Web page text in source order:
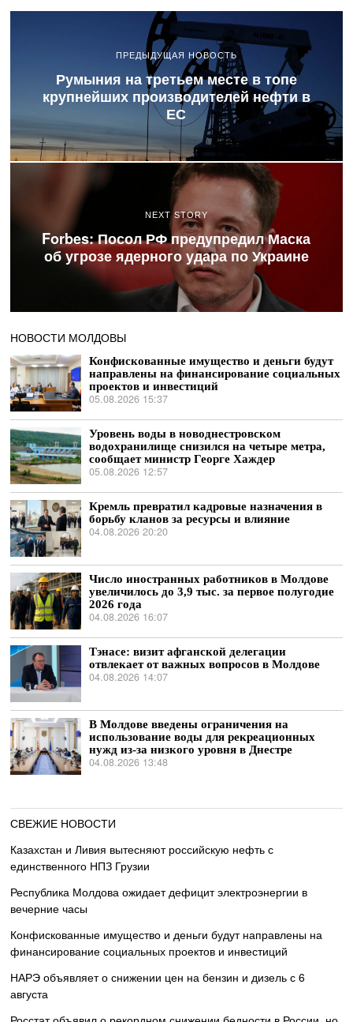
ПРЕДЫДУЩАЯ НОВОСТЬ
Румыния на третьем месте в топе
крупнейших производителей нефти в
ЕС
NEXT STORY
Forbes: Посол РФ предупредил Маска
об угрозе ядерного удара по Украине
НОВОСТИ МОЛДОВЫ
Конфискованные имущество и деньги будут
направлены на финансирование социальных
проектов и инвестиций
05.08.2026 15:37
Уровень воды в новоднестровском
водохранилище снизился на четыре метра,
сообщает министр Георге Хаждер
05.08.2026 12:57
Кремль превратил кадровые назначения в
борьбу кланов за ресурсы и влияние
04.08.2026 20:20
Число иностранных работников в Молдове
увеличилось до 3,9 тыс. за первое полугодие
2026 года
04.08.2026 16:07
Тэнасе: визит афганской делегации
отвлекает от важных вопросов в Молдове
04.08.2026 14:07
В Молдове введены ограничения на
использование воды для рекреационных
нужд из-за низкого уровня в Днестре
04.08.2026 13:48
СВЕЖИЕ НОВОСТИ
Казахстан и Ливия вытесняют российскую нефть с
единственного НПЗ Грузии
Республика Молдова ожидает дефицит электроэнергии в
вечерние часы
Конфискованные имущество и деньги будут направлены на
финансирование социальных проектов и инвестиций
НАРЭ объявляет о снижении цен на бензин и дизель с 6
августа